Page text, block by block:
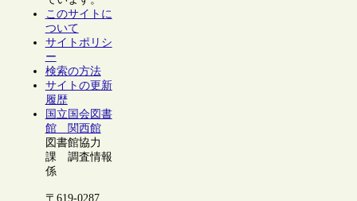
このサイトに
ついて
サイトポリシ
ー
検索の方法
サイトの更新
履歴
国立国会図書
館 関西館
図書館協力
課 調査情報
係
〒619-0287